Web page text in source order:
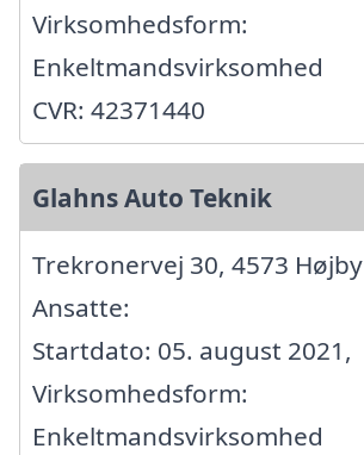
Virksomhedsform:
Enkeltmandsvirksomhed
CVR: 42371440
Glahns Auto Teknik
Trekronervej 30, 4573 Højby
Ansatte:
Startdato: 05. august 2021,
Virksomhedsform:
Enkeltmandsvirksomhed